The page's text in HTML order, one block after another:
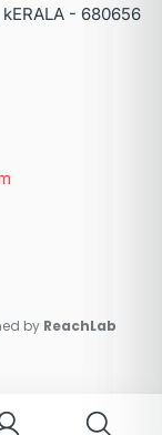
- 680656
by ReachLab